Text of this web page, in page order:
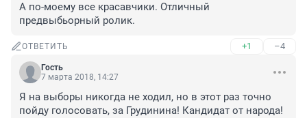
А по-моему все красавчики. Отличный
предвыбьорный ролик.
ОТВЕТИТЬ +1 –4
Гость
7 марта 2018, 14:27
Я на выборы никогда не ходил, но в этот раз точно
пойду голосовать, за Грудинина! Кандидат от народа!